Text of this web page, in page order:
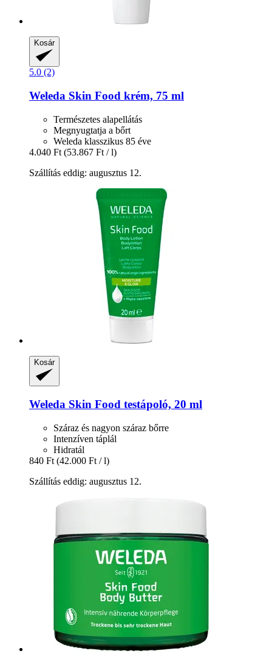
Kosár
5.0 (2)
Weleda Skin Food krém, 75 ml
Természetes alapellátás
Megnyugtatja a bőrt
Weleda klasszikus 85 éve
4.040 Ft (53.867 Ft / l)
Szállítás eddig: augusztus 12.
Kosár
Weleda Skin Food testápoló, 20 ml
Száraz és nagyon száraz bőrre
Intenzíven táplál
Hidratál
840 Ft (42.000 Ft / l)
Szállítás eddig: augusztus 12.